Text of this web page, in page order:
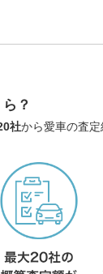
？
社から愛車の査